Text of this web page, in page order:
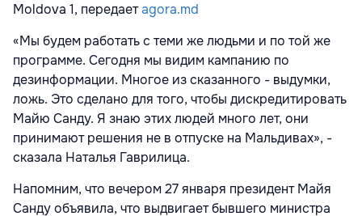
Moldova 1, передаетagora.md
«Мы будем работать с теми же людьми и по той же
программе. Сегодня мы видим кампанию по
дезинформации. Многое из сказанного - выдумки,
ложь. Это сделано для того, чтобы дискредитировать
Майю Санду. Я знаю этих людей много лет, они
принимают решения не в отпуске на Мальдивах», -
сказала Наталья Гаврилица.
Напомним, что вечером 27 января президент Майя
Санду объявила, что выдвигает бывшего министра